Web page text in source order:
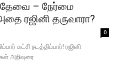
– நேர்மை
ரஜினி தருவாரா?
0
கட்சி நடத்திப்பார்! ரஜினி
அறிவுரை